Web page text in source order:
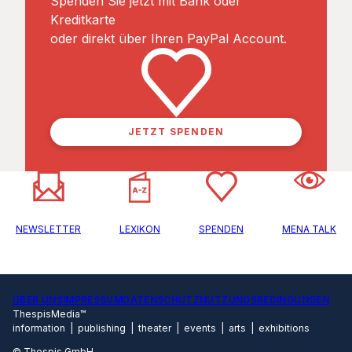
Kreditkarte
oder direkt über Ihren PayPal Account.
JETZT SPENDEN
NEWSLETTER LEXIKON SPENDEN MENA TALK
ÜBER UNSIMPRESSUMDATENSCHUTZNUTZUNGSBEDINGUNGEN
ThespisMedia™
information | publishing | theater | events | arts | exhibitions